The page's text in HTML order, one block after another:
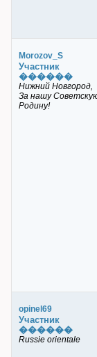
Morozov_S
Участник
������
Нижний Новгород,
За нашу
Родину!
opinel69
Участник
������
Russie orientale